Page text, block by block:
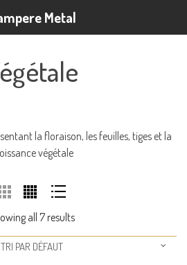
la floraison, les feuilles, tiges et la
végétale
all 7 results
TRI PAR DÉFAUT
Metal